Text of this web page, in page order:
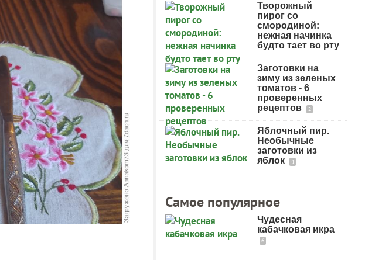
Творожный
пирог со
смородиной:
нежная начинка
будто тает во рту
Заготовки на
зиму из зеленых
томатов - 6
проверенных
рецептов
2
Яблочный пир.
Необычные
заготовки из
яблок
4
Самое популярное
Чудесная
кабачковая икра
6